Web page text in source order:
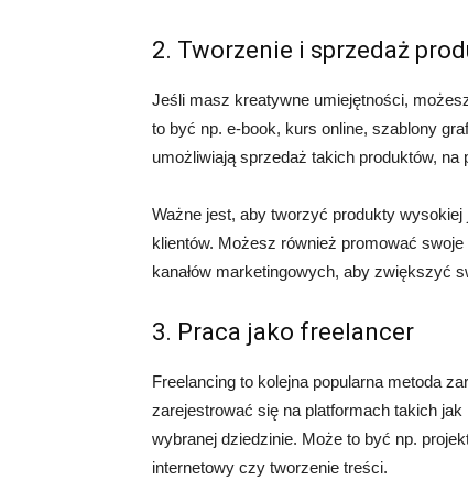
2. Tworzenie i sprzedaż
Jeśli masz kreatywne umiejętności,
to być np. e-book, kurs online, szablony
umożliwiają sprzedaż takich produktów,
Ważne jest, aby tworzyć produkty
klientów. Możesz również promować
kanałów marketingowych, aby zwiększyć
3. Praca jako freelancer
Freelancing to kolejna popularna metoda
zarejestrować się na platformach takich
wybranej dziedzinie. Może to być np.
internetowy czy tworzenie treści.